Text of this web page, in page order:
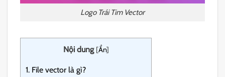
Logo Trái Tim Vector
Nội dung [Ẩn]
1. File vector là gì?